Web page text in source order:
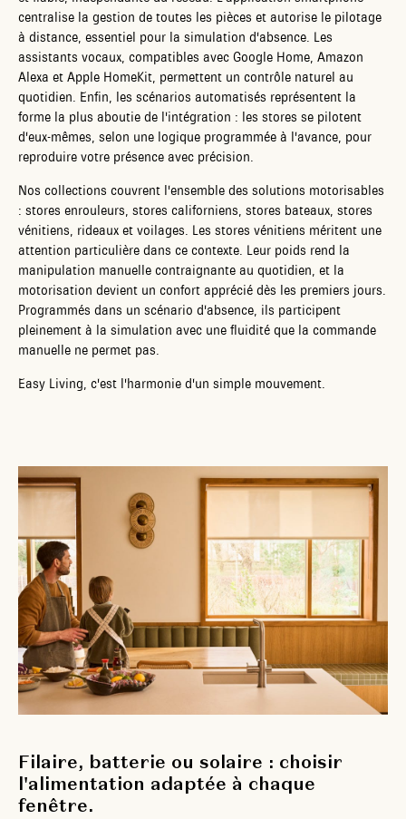
centralise la gestion de toutes les pièces et autorise le pilotage
à distance, essentiel pour la simulation d'absence. Les
assistants vocaux, compatibles avec Google Home, Amazon
Alexa et Apple HomeKit, permettent un contrôle naturel au
quotidien. Enfin, les scénarios automatisés représentent la
forme la plus aboutie de l'intégration : les stores se pilotent
d'eux-mêmes, selon une logique programmée à l'avance, pour
reproduire votre présence avec précision.
Nos collections couvrent l'ensemble des solutions motorisables
: stores enrouleurs, stores californiens, stores bateaux, stores
vénitiens, rideaux et voilages. Les stores vénitiens méritent une
attention particulière dans ce contexte. Leur poids rend la
manipulation manuelle contraignante au quotidien, et la
motorisation devient un confort apprécié dès les premiers jours.
Programmés dans un scénario d'absence, ils participent
pleinement à la simulation avec une fluidité que la commande
manuelle ne permet pas.
Easy Living, c'est l'harmonie d'un simple mouvement.
Filaire, batterie ou solaire : choisir
l'alimentation adaptée à chaque
fenêtre.